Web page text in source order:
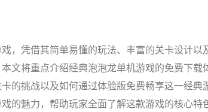
，凭借其简单易懂的玩法、丰富的关卡设计以
文将重点介绍经典泡泡龙单机游戏的免费下载
的挑战以及如何通过体验版免费畅享这一经典
的魅力，帮助玩家全面了解这款游戏的核心特